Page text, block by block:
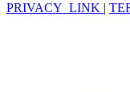
PRIVACY_LINK |